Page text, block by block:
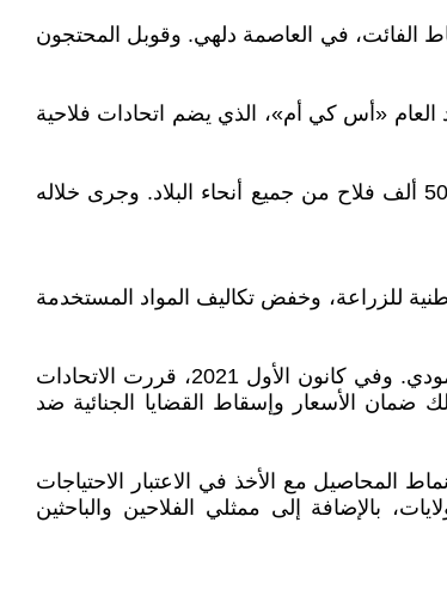
الاحتجاجات في وقت سابق من هذا العام، ودعا اتحاد نقابات الفلاحين في ثلاث ولايات إلى تنظيم مسيرة، في 23 شباط الفائت، في العاصمة دلهي. وقوبل المحتجون
العام «أس كي أم»، الذي يضم اتحادات فلاحية
وفي سياق هذه التطورات دعا اتحاد «أس كي أم» منظمات الفلاحين إلى مؤتمر في دلهي، في 14 اذار الفائت، شارك فيه أكثر من 50 ألف فلاح من جميع أنحاء البلاد. وجرى خلاله
للزراعة، وخفض تكاليف المواد المستخدمة
وكانت اتحادات الفلاحين قد أطلقت الموجة السابقة من الاحتجاجات بشكل أساسي ضد ثلاثة مشاريع قوانين زراعية قدمتها حكومة مودي. وفي كانون الأول 2021، قررت الاتحادات
الأسعار وإسقاط القضايا الجنائية ضد
المحاصيل مع الأخذ في الاعتبار الاحتياجات
بالإضافة إلى ممثلي الفلاحين والباحثين